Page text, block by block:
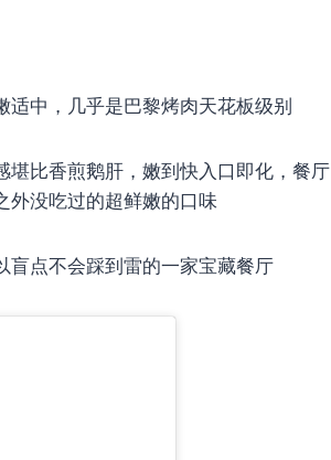
中，几乎是巴黎烤肉天花板级别
比香煎鹅肝，嫩到快入口即化，餐厅
外没吃过的超鲜嫩的口味
盲点不会踩到雷的一家宝藏餐厅